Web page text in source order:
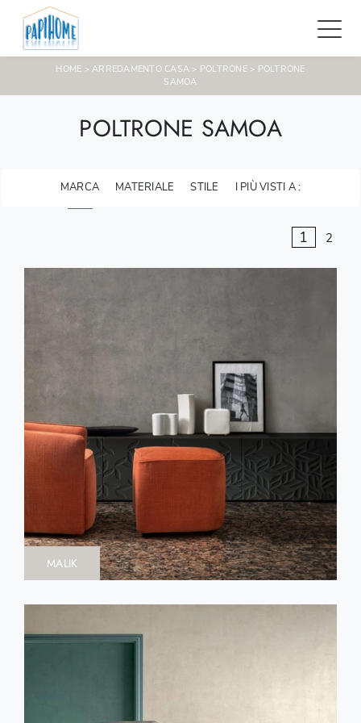
HOME >ARREDAMENTO CASA > POLTRONE> POLTRONE
SAMOA
POLTRONE SAMOA
MARCA MATERIALE STILE I PIÙ VISTI A :
1 2
MALIK